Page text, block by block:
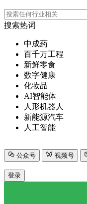
搜索热词
中成药
百千万工程
新鲜零食
数字健康
化妆品
AI智能体
人形机器人
新能源汽车
人工智能
公众号 视频号
登录